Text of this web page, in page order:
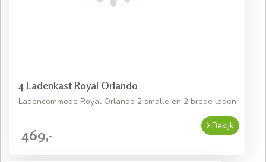
4 Ladenkast Royal Orlando
Ladencommode Royal Orlando 2 smalle en 2 brede laden
469,-
Bekijk